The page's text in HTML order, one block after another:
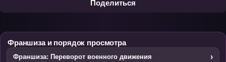
Поделиться
Франшиза и порядок просмотра
Франшиза: Переворот военного движения
›